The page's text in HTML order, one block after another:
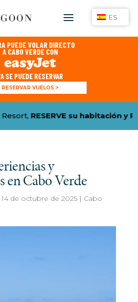
PUEDE VOLAR DIRECTO
A CABO VERDE CON
SE PUEDE RESERVAR
RESERVAR VUELOS >
RESERVE su habitación y
y
en Cabo Verde
14 de octubre de 2025| Cabo
ES